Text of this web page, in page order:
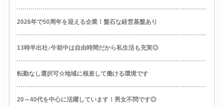
2026年で50周年を迎える企業！盤石な経営基盤あり
13時半出社♪午前中は自由時間だから私生活も充実◎
転勤なし選択可☆地域に根差して働ける環境です
20～40代を中心に活躍しています！男女不問です◎